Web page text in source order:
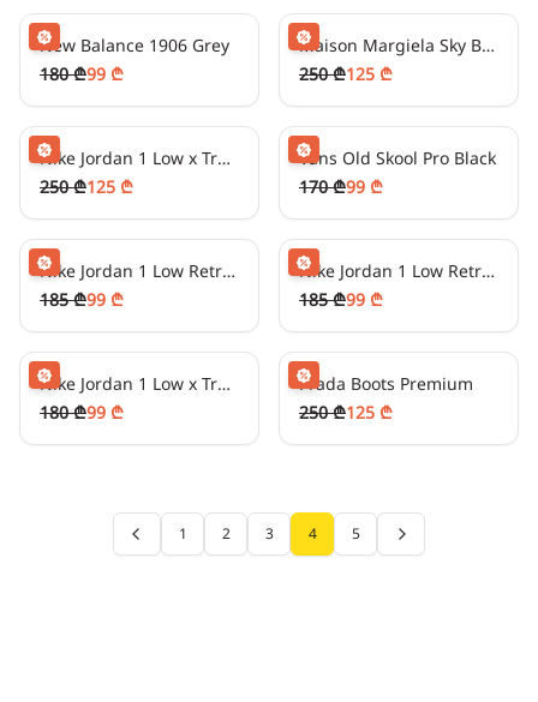
New Balance 1906 Grey
180 ₾99 ₾
Maison Margiela Sky Blue
250 ₾125 ₾
31₾/თვეში -50%
Nike Jordan 1 Low x Travis Scott Black Phantom
250 ₾125 ₾
24₾/თვეში -40%
Vans Old Skool Pro Black
170 ₾99 ₾
24₾/თვეში -50%
Nike Jordan 1 Low Retro Red
185 ₾99 ₾
24₾/თვეში -50%
Nike Jordan 1 Low Retro Green/White
185 ₾99 ₾
24₾/თვეში -50%
Nike Jordan 1 Low x Travis Scott
180 ₾99 ₾
31₾/თვეში -50%
Prada Boots Premium
250 ₾125 ₾
Previous page
1 2 3 4 5 Next page